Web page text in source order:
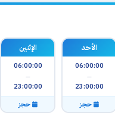
الأحد
06:00:00
—
23:00:00
حجز
الإثنين
06:00:00
—
23:00:00
حجز